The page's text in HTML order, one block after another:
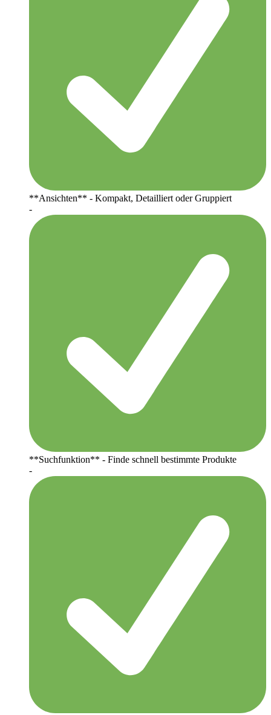
**Ansichten** - Kompakt, Detailliert oder Gruppiert
-
**Suchfunktion** - Finde schnell bestimmte Produkte
-